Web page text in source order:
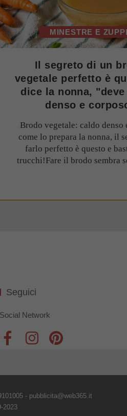
MINESTRE E
Il segreto di un
vegetale perfetto è
dice la nonna,
denso e
Brodo vegetale: caldo denso
come lo prepara la nonna, il
farlo perfetto è questo e
trucchi!Fare il brodo sembra
Seguici
Social Network
- pubblicita@web365.it
2023